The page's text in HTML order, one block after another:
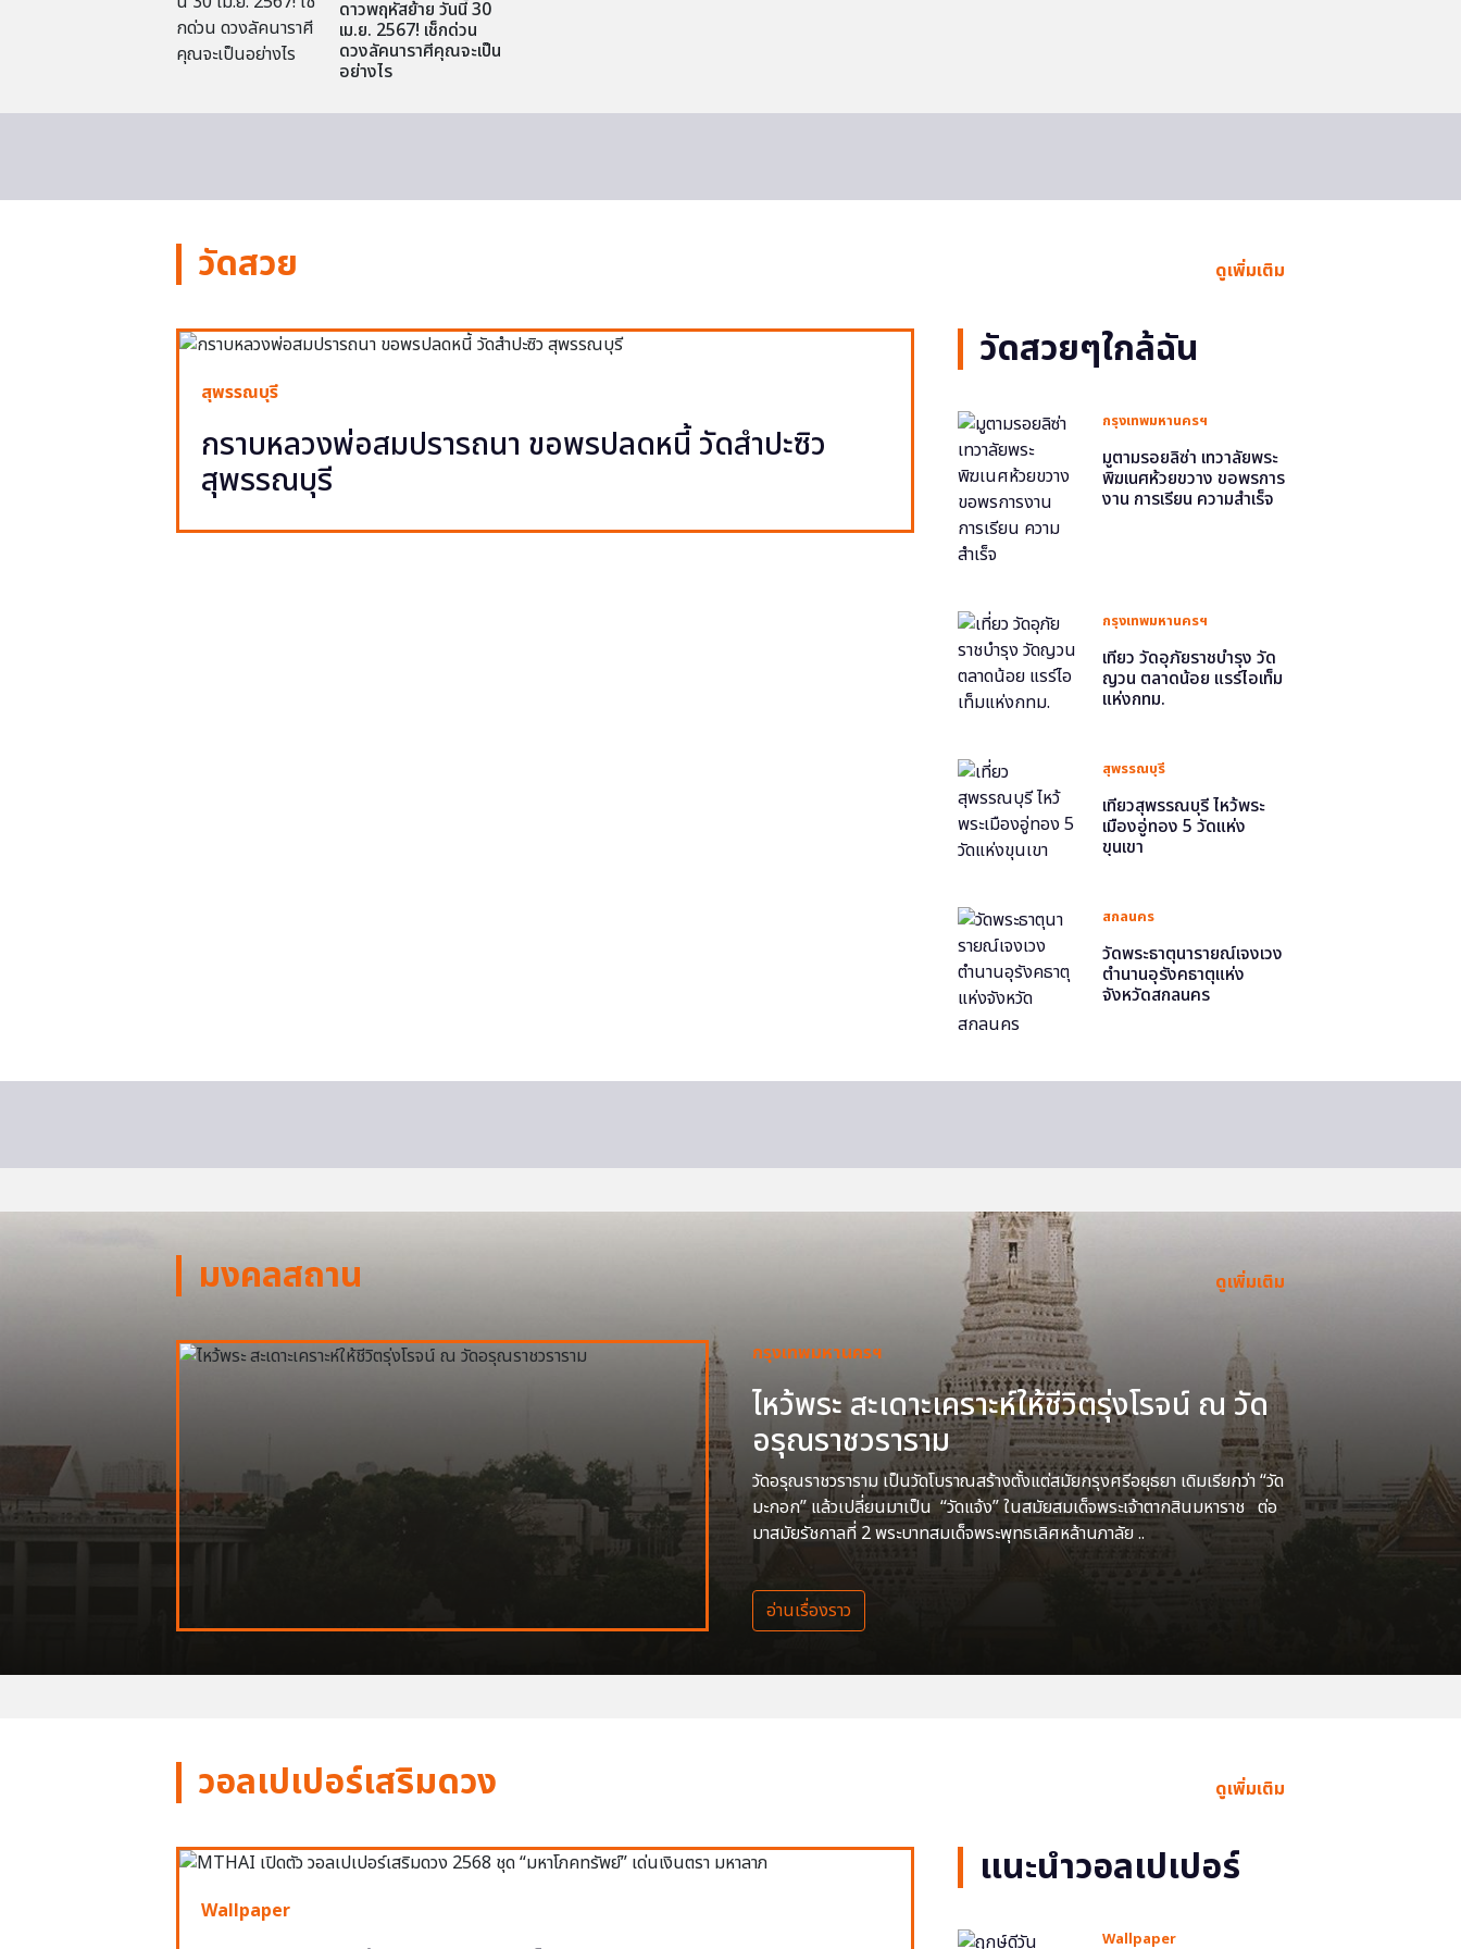
ดาวพฤหัสย้าย วันนี้ 30
เม.ย. 2567! เช็กด่วน
ดวงลัคนาราศีคุณจะเป็น
อย่างไร
วัดสวย ดูเพิ่มเติม
สุพรรณบุรี
กราบหลวงพ่อสมปรารถนา ขอพรปลดหนี้ วัดสำปะซิว
สุพรรณบุรี
วัดสวยๆใกล้ฉัน
กรุงเทพมหานครฯ
มูตามรอยลิซ่า เทวาลัยพระ
พิฆเนศห้วยขวาง ขอพรการ
งาน การเรียน ความสำเร็จ
กรุงเทพมหานครฯ
เที่ยว วัดอุภัยราชบำรุง วัด
ญวน ตลาดน้อย แรร์ไอเท็ม
แห่งกทม.
สุพรรณบุรี
เที่ยวสุพรรณบุรี ไหว้พระ
เมืองอู่ทอง 5 วัดแห่ง
ขุนเขา
สกลนคร
วัดพระธาตุนารายณ์เจงเวง
ตำนานอุรังคธาตุแห่ง
จังหวัดสกลนคร
มงคลสถาน ดูเพิ่มเติม
กรุงเทพมหานครฯ
ไหว้พระ สะเดาะเคราะห์ให้ชีวิตรุ่งโรจน์ ณ วัด
อรุณราชวราราม
วัดอรุณราชวราราม เป็นวัดโบราณสร้างตั้งแต่สมัยกรุงศรีอยุธยา เดิมเรียกว่า “วัด
มะกอก” แล้วเปลี่ยนมาเป็น “วัดแจ้ง” ในสมัยสมเด็จพระเจ้าตากสินมหาราช ต่อ
มาสมัยรัชกาลที่ 2 พระบาทสมเด็จพระพุทธเลิศหล้านภาลัย ..
อ่านเรื่องราว
วอลเปเปอร์เสริมดวง ดูเพิ่มเติม
Wallpaper
แนะนำวอลเปเปอร์
Wallpaper